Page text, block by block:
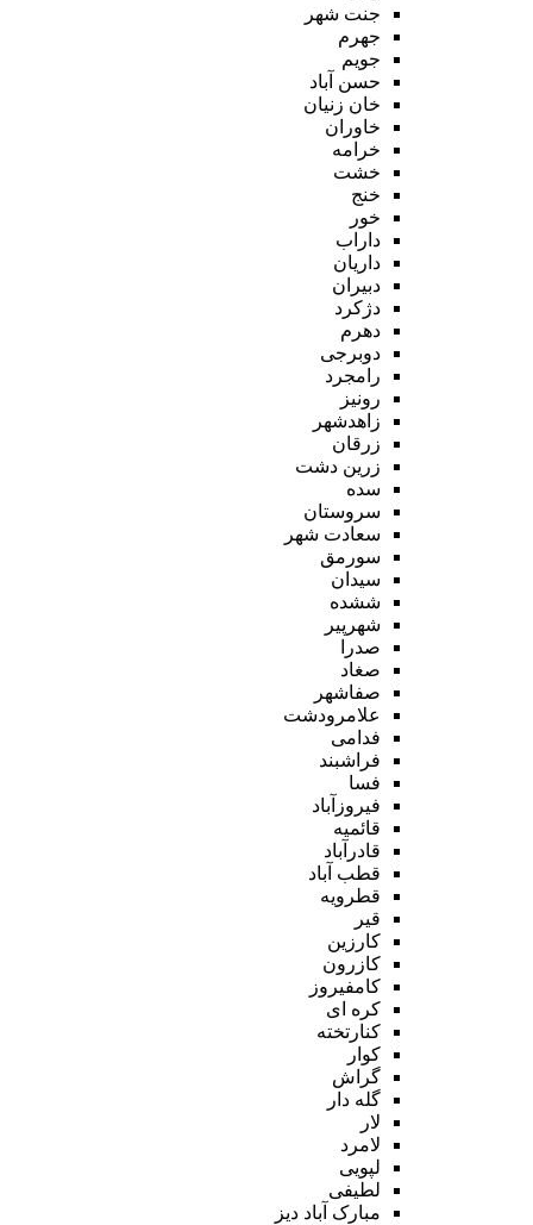
جنت شهر
جهرم
جویم
حسن آباد
خان زنیان
خاوران
خرامه
خشت
خنج
خور
داراب
داریان
دبیران
دژکرد
دهرم
دوبرجی
رامجرد
رونیز
زاهدشهر
زرقان
زرین دشت
سده
سروستان
سعادت شهر
سورمق
سیدان
ششده
شهرپیر
صدرا
صغاد
صفاشهر
علامرودشت
فدامی
فراشبند
فسا
فیروزآباد
قائمیه
قادرآباد
قطب آباد
قطرویه
قیر
کارزین
کازرون
کامفیروز
کره ای
کنارتخته
کوار
گراش
گله دار
لار
لامرد
لپویی
لطیفی
مبارک آباد دیز